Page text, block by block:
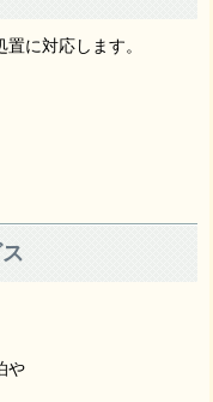
に対応します。
や